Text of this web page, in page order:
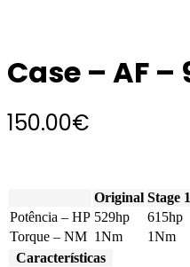
Case – AF –
150.00€
Original Stage 1
Potência – HP 529hp 615hp
Torque – NM 1Nm 1Nm
Características